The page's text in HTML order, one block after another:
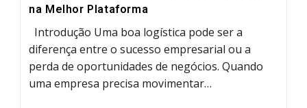
na Melhor Plataforma
Introdução Uma boa logística pode ser a
diferença entre o sucesso empresarial ou a
perda de oportunidades de negócios. Quando
uma empresa precisa movimentar…